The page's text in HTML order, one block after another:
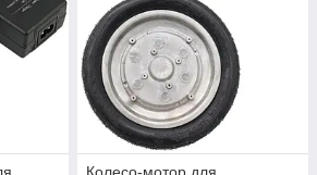
Колесо-мотор для